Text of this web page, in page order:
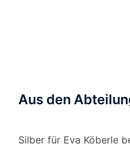
Aus den
Silber für Eva Köberle